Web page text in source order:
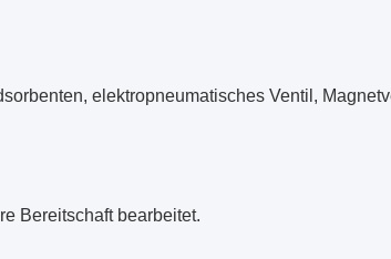
elektropneumatisches Ventil,
Bereitschaft bearbeitet.